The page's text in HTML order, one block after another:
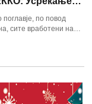
по повод
сите вработени на
желби кон